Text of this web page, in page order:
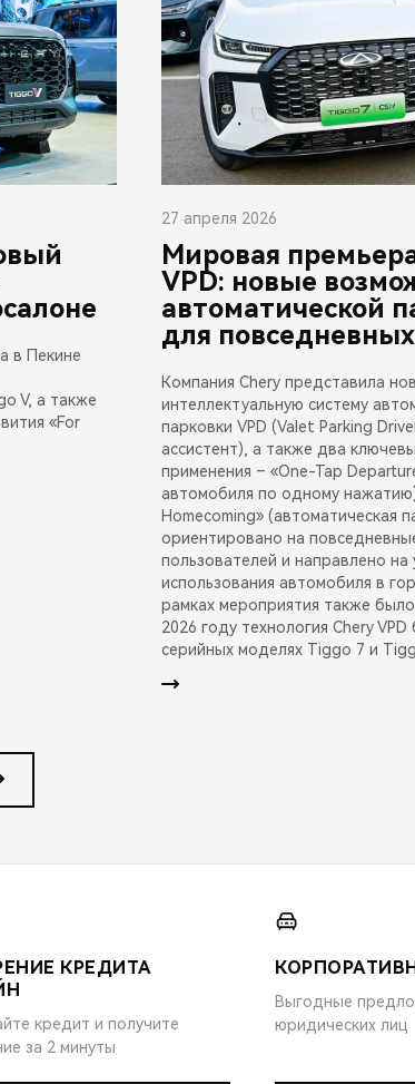
в Пекине
V, а также
«For
27 апреля 2026
Мировая
VPD: новые
автоматической
для
Компания Chery представила
интеллектуальную систему
парковки VPD (Valet Parking
ассистент), а также два
применения – «One-Tap
автомобиля по одному
Homecoming» (автоматическая
ориентировано на
пользователей и направлено
использования автомобиля в
рамках мероприятия также
2026 году технология Chery
серийных моделях Tiggo 7 и
КРЕДИТА
кредит и получите
за 2 минуты
Выгодные
юридических лиц